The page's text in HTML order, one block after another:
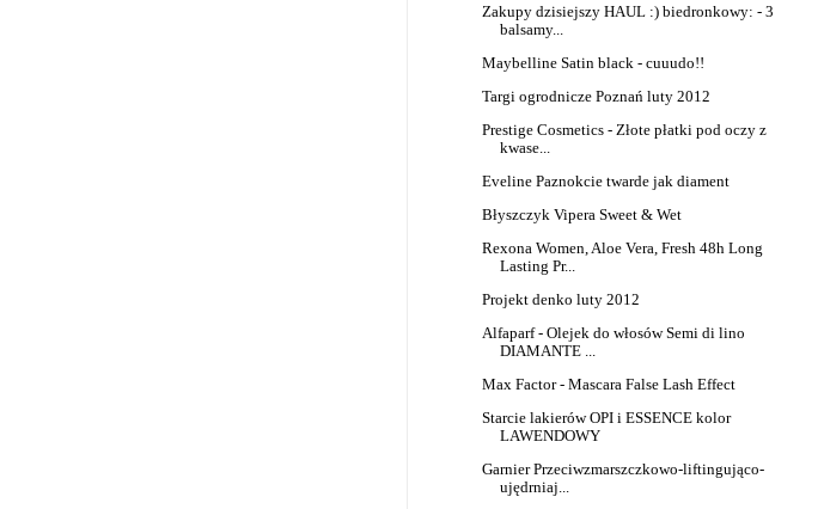
Zakupy dzisiejszy HAUL :) biedronkowy: - 3
balsamy...
Maybelline Satin black - cuuudo!!
Targi ogrodnicze Poznań luty 2012
Prestige Cosmetics - Złote płatki pod oczy z
kwase...
Eveline Paznokcie twarde jak diament
Błyszczyk Vipera Sweet & Wet
Rexona Women, Aloe Vera, Fresh 48h Long
Lasting Pr...
Projekt denko luty 2012
Alfaparf - Olejek do włosów Semi di lino
DIAMANTE ...
Max Factor - Mascara False Lash Effect
Starcie lakierów OPI i ESSENCE kolor
LAWENDOWY
Garnier Przeciwzmarszczkowo-liftingująco-
ujędrniaj...